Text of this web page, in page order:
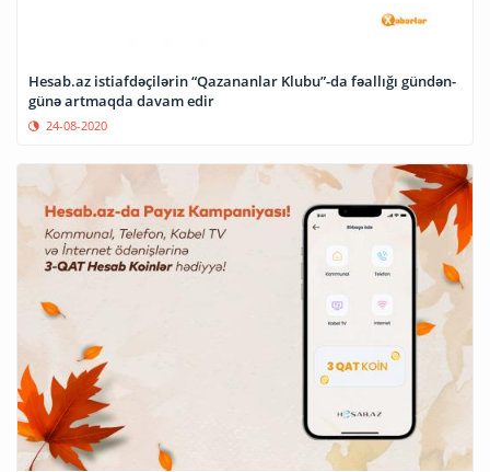
Hesab.az istiafdəçilərin “Qazananlar Klubu”-da fəallığı gündən-
günə artmaqda davam edir
24-08-2020